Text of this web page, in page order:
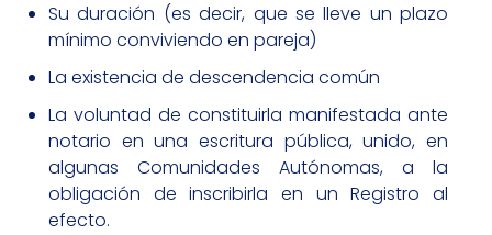
Su duración (es decir, que se lleve un plazo
mínimo conviviendo en pareja)
La existencia de descendencia común
La voluntad de constituirla manifestada ante
notario en una escritura pública, unido, en
algunas Comunidades Autónomas, a la
obligación de inscribirla en un Registro al
efecto.